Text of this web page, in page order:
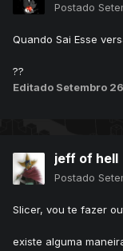
Postado
Quando Sai Esse
??
Editado Setembro
jeff of hell
Postado
Slicer, vou te fazer
existe alguma